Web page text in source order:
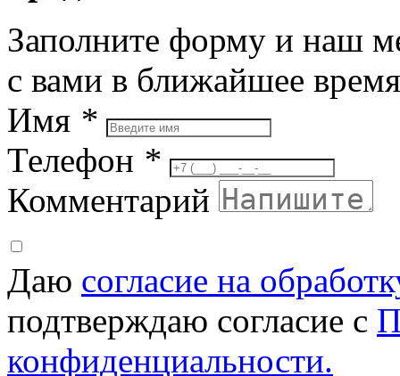
Заполните форму и наш
с вами в ближайшее время
Имя *
Телефон *
Комментарий
Даю согласие на
подтверждаю согласие с
конфиденциальности.